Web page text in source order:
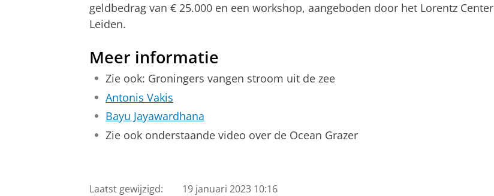
geldbedrag van € 25.000 en een workshop, aangeboden door het Lorentz Center
Leiden.
Meer informatie
Zie ook: Groningers vangen stroom uit de zee
Antonis Vakis
Bayu Jayawardhana
Zie ook onderstaande video over de Ocean Grazer
Laatst gewijzigd: 19 januari 2023 10:16